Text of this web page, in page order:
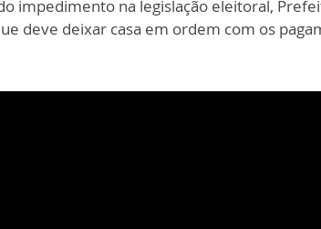
impedimento na legislação eleitoral,
deve deixar casa em ordem com os